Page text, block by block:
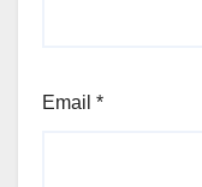
Email *